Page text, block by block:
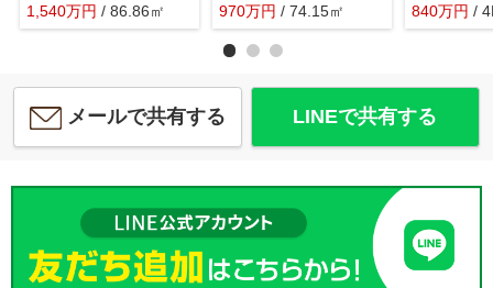
1,540万円 / 86.86㎡
970万円 / 74.15㎡
840万円 /
メールで共有する LINEで共有する